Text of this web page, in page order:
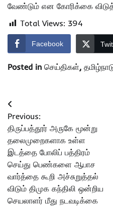
வேண்டும் என கோரிக்கை
Total Views: 394
Facebook
Posted in செய்திகள்,
Post
navigation
Previous:
திருப்பத்தூர் அருகே மூன்று
தலைமுறைகளாக உள்ள
இடத்தை போலிப் பத்திரம்
செய்து பெண்களை ஆபாச
வார்த்தை கூறி அச்சுறுத்தல்
விடும் திமுக கந்திலி ஒன்றிய
செயலாளர் மீது நடவடிக்கை